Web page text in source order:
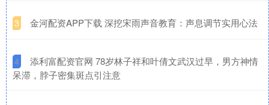
3 ​金河配资APP下载 深挖宋雨声音教育：声息调节实用心法
4
​添利富配资官网 78岁林子祥和叶倩文武汉过早，男方神情
呆滞，脖子密集斑点引注意